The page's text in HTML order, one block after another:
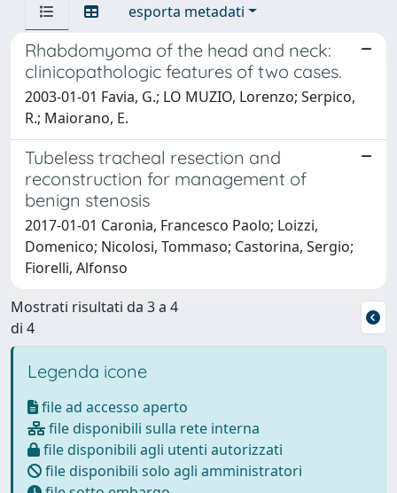
esporta metadati
Rhabdomyoma of the head and neck:
clinicopathologic features of two cases.
2003-01-01 Favia, G.; LO MUZIO, Lorenzo; Serpico,
R.; Maiorano, E.
Tubeless tracheal resection and
reconstruction for management of
benign stenosis
2017-01-01 Caronia, Francesco Paolo; Loizzi,
Domenico; Nicolosi, Tommaso; Castorina, Sergio;
Fiorelli, Alfonso
Mostrati risultati da 3 a 4
di 4
Legenda icone
file ad accesso aperto
file disponibili sulla rete interna
file disponibili agli utenti autorizzati
file disponibili solo agli amministratori